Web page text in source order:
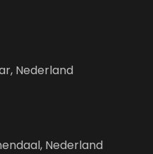
Nederland
Nederland